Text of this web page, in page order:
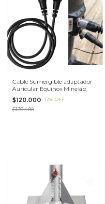
Cable Sumergible adaptador
Auricular Equinox Minelab
$120.000 -12% OFF
$136.400